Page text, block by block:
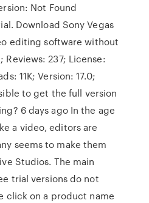
Not Found
Download Sony Vegas
editing software without
237; License:
11K; Version: 17.0;
to get the full version
6 days ago In the age
a video, editors are
seems to make them
Studios. The main
trial versions do not
click on a product name